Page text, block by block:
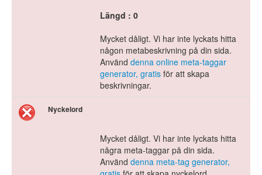
Längd : 0
Mycket dåligt. Vi har inte lyckats hitta
någon metabeskrivning på din sida.
Använd denna online meta-taggar
generator, gratis för att skapa
beskrivningar.
Nyckelord
Mycket dåligt. Vi har inte lyckats hitta
några meta-taggar på din sida.
Använd denna meta-tag generator,